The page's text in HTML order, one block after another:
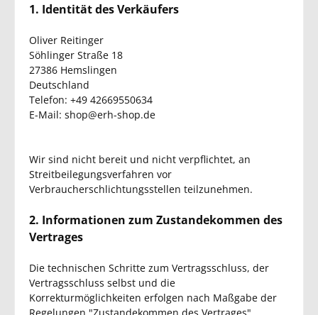
1. Identität des Verkäufers
Oliver Reitinger
Söhlinger Straße 18
27386 Hemslingen
Deutschland
Telefon: +49 42669550634
E-Mail: shop@erh-shop.de
Wir sind nicht bereit und nicht verpflichtet, an
Streitbeilegungsverfahren vor
Verbraucherschlichtungsstellen teilzunehmen.
2. Informationen zum Zustandekommen des
Vertrages
Die technischen Schritte zum Vertragsschluss, der
Vertragsschluss selbst und die
Korrekturmöglichkeiten erfolgen nach Maßgabe der
Regelungen "Zustandekommen des Vertrages"